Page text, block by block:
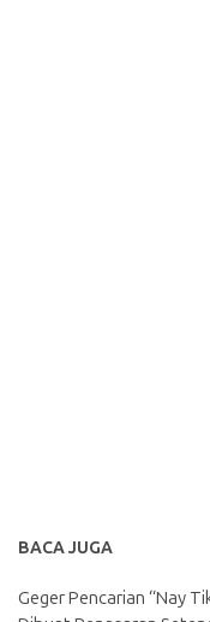
BACA JUGA
Geger Pencarian “Nay